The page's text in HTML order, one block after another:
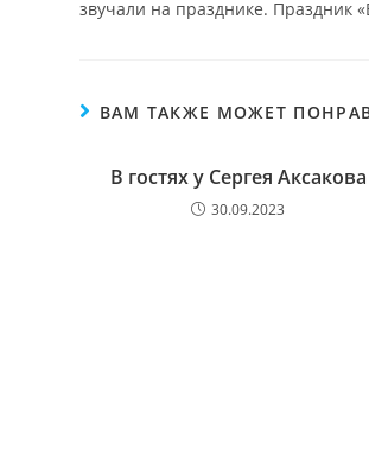
звучали на празднике. Праздник
ВАМ ТАКЖЕ МОЖЕТ
В гостях у Сергея Аксакова
30.09.2023